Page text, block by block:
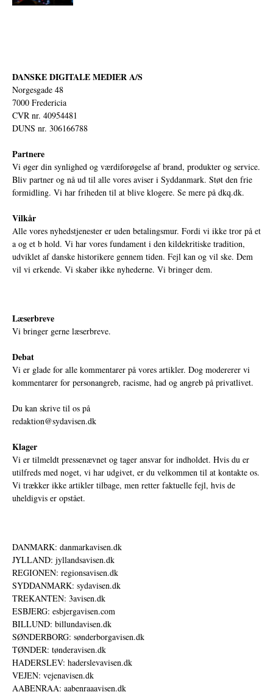
DANSKE DIGITALE MEDIER A/S
Norgesgade 48
7000 Fredericia
CVR nr. 40954481
DUNS nr. 306166788
Partnere
Vi øger din synlighed og værdiforøgelse af brand, produkter og service.
Bliv partner og nå ud til alle vores aviser i Syddanmark. Støt den frie
formidling. Vi har friheden til at blive klogere. Se mere på dkq.dk.
Vilkår
Alle vores nyhedstjenester er uden betalingsmur. Fordi vi ikke tror på et
a og et b hold. Vi har vores fundament i den kildekritiske tradition,
udviklet af danske historikere gennem tiden. Fejl kan og vil ske. Dem
vil vi erkende. Vi skaber ikke nyhederne. Vi bringer dem.
Læserbreve
Vi bringer gerne læserbreve.
Debat
Vi er glade for alle kommentarer på vores artikler. Dog modererer vi
kommentarer for personangreb, racisme, had og angreb på privatlivet.
Du kan skrive til os på
redaktion@sydavisen.dk
Klager
Vi er tilmeldt pressenævnet og tager ansvar for indholdet. Hvis du er
utilfreds med noget, vi har udgivet, er du velkommen til at kontakte os.
Vi trækker ikke artikler tilbage, men retter faktuelle fejl, hvis de
uheldigvis er opstået.
DANMARK: danmarkavisen.dk
JYLLAND: jyllandsavisen.dk
REGIONEN: regionsavisen.dk
SYDDANMARK: sydavisen.dk
TREKANTEN: 3avisen.dk
ESBJERG: esbjergavisen.com
BILLUND: billundavisen.dk
SØNDERBORG: sønderborgavisen.dk
TØNDER: tønderavisen.dk
HADERSLEV: haderslevavisen.dk
VEJEN: vejenavisen.dk
AABENRAA: aabenraaavisen.dk